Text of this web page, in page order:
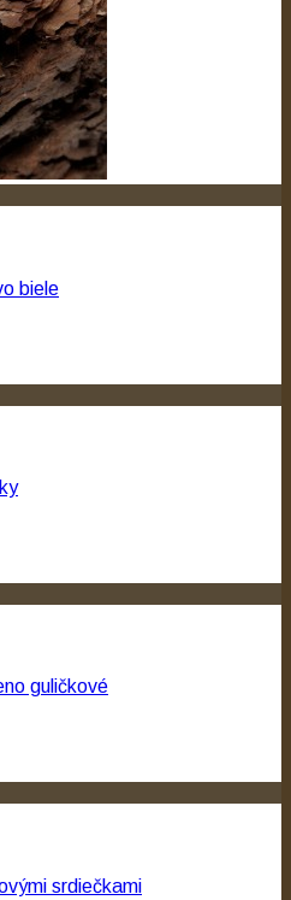
biele
guličkové
srdiečkami